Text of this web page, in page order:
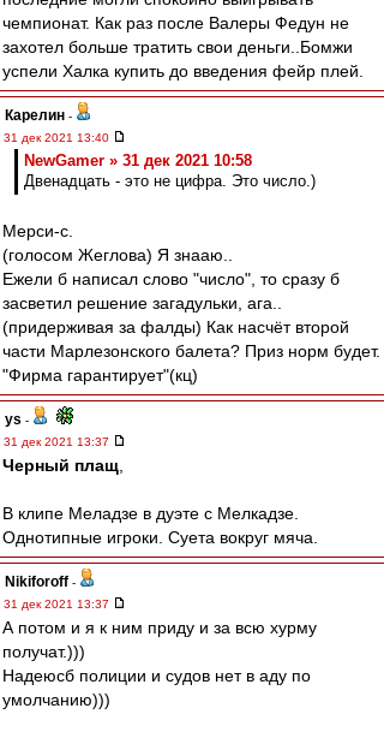
чемпионат. Как раз после Валеры Федун не
захотел больше тратить свои деньги..Бомжи
успели Халка купить до введения фейр плей.
Карелин -
31 дек 2021 13:40
NewGamer » 31 дек 2021 10:58
Двенадцать - это не цифра. Это число.)
Мерси-с.
(голосом Жеглова) Я знааю..
Ежели б написал слово "число", то сразу б
засветил решение загадульки, ага..
(придерживая за фалды) Как насчёт второй
части Марлезонского балета? Приз норм будет.
"Фирма гарантирует"(кц)
ys -
31 дек 2021 13:37
Черный плащ
В клипе Меладзе в дуэте с Мелкадзе.
Однотипные игроки. Суета вокруг мяча.
Nikiforoff -
31 дек 2021 13:37
А потом и я к ним приду и за всю хурму
получат.)))
Надеюсб полиции и судов нет в аду по
умолчанию)))